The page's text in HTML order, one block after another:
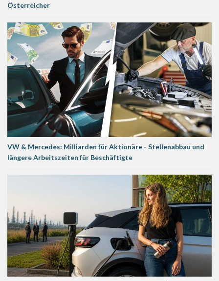
Österreicher
VW & Mercedes: Milliarden für Aktionäre - Stellenabbau und
längere Arbeitszeiten für Beschäftigte